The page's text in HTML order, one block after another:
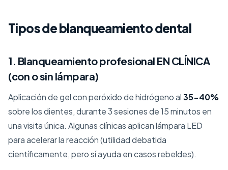
Tipos de blanqueamiento dental
1. Blanqueamiento profesional EN CLÍNICA
(con o sin lámpara)
Aplicación de gel con peróxido de hidrógeno al35-40%
sobre los dientes, durante 3 sesiones de 15 minutos en
una visita única. Algunas clínicas aplican lámpara LED
para acelerar la reacción (utilidad debatida
científicamente, pero sí ayuda en casos rebeldes).